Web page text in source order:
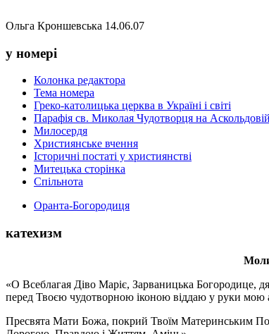
Ольга Кроншевська 14.06.07
у номері
Колонка редактора
Тема номера
Греко-католицька церква в Україні і світі
Парафія св. Миколая Чудотворця на
Милосердя
Християнське вчення
Історичні постаті у християнстві
Митецька сторінка
Спільнота
Оранта-Богородиця
катехизм
«О Всеблагая Діво Маріє, Зарваницька Богородице,
перед Твоєю чудотворною іконою віддаю у руки мою
Пресвята Мати Божа, покрий Твоїм Материнським